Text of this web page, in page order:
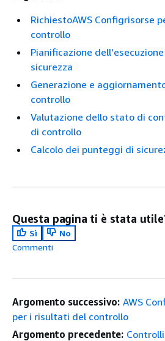
RichiestoAWS Configrisorse
controllo
Pianificazione
sicurezza
Generazione e
controllo
Valutazione dello stato di
di controllo
Calcolo dei punteggi di
Questa pagina ti è stata
Sì
No
Commenti
Argomento successivo: AWS
per i risultati del controllo
Argomento precedente: